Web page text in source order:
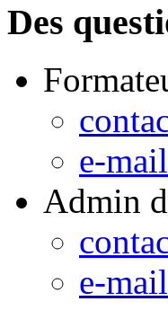
Des
e-mail
Admin
e-mail